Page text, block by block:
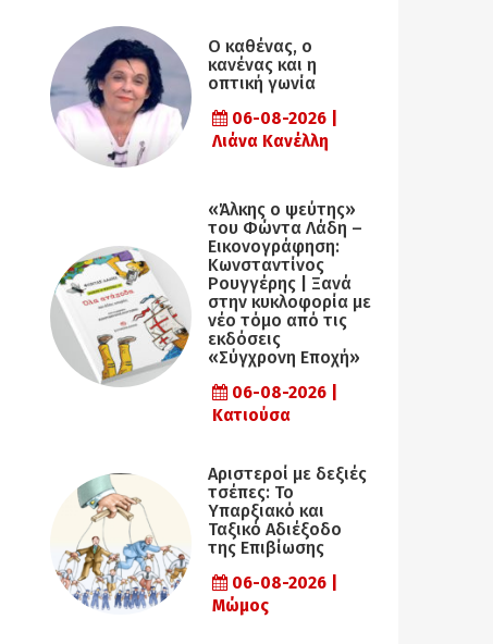
Ο καθένας, ο
κανένας και η
οπτική γωνία
06-08-2026 |
Λιάνα Κανέλλη
«Άλκης ο ψεύτης»
του Φώντα Λάδη –
Εικονογράφηση:
Κωνσταντίνος
Ρουγγέρης | Ξανά
στην κυκλοφορία με
νέο τόμο από τις
εκδόσεις
«Σύγχρονη Εποχή»
06-08-2026 |
Κατιούσα
Αριστεροί με δεξιές
τσέπες: Το
Υπαρξιακό και
Ταξικό Αδιέξοδο
της Επιβίωσης
06-08-2026 |
Μώμος